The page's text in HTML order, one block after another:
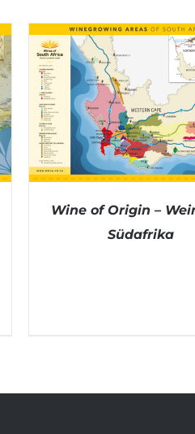
Wine of Origin –
Südafrika